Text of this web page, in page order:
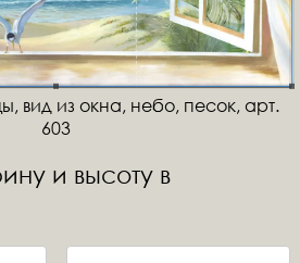
вид из окна, небо, песок, арт.
603
и высоту в